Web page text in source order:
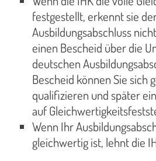
festgestellt, erkennt sie
Ausbildungsabschluss
einen Bescheid über die
deutschen
Bescheid können Sie sich
qualifizieren und später
auf
Wenn Ihr
gleichwertig ist, lehnt die